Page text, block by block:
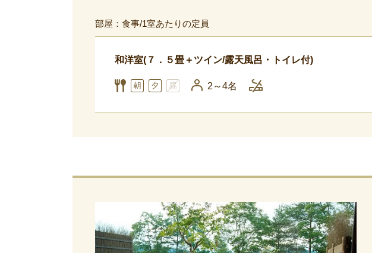
部屋：食事/1室あたりの定員
和洋室(７．５畳＋ツイン/露天風呂・トイレ付)
2～4名